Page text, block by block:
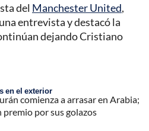
del Manchester United,
entrevista y destacó la
dejando Cristiano
en el exterior
comienza a arrasar en Arabia;
premio por sus golazos